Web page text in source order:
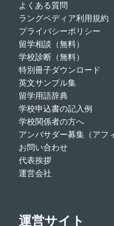
よくある質問
ラングペディア利用規約
プライバシーポリシー
留学相談（無料）
学校診断（無料）
特別冊子ダウンロード
英文サンプル集
留学用語辞典
学校申込書の記入例
学校関係者の方へ
アンバサダー募集（アフ
お問い合わせ
代表挨拶
運営会社
運営サイト